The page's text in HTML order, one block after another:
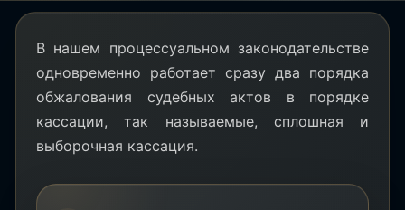
В нашем процессуальном законодательстве
одновременно работает сразу два порядка
обжалования судебных актов в порядке
кассации, так называемые, сплошная и
выборочная кассация.